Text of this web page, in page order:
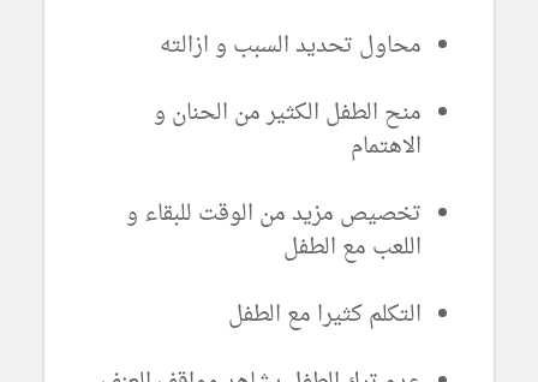
محاول تحديد السبب و ازالته
منح الطفل الكثير من الحنان و
الاهتمام
تخصيص مزيد من الوقت للبقاء و
اللعب مع الطفل
التكلم كثيرا مع الطفل